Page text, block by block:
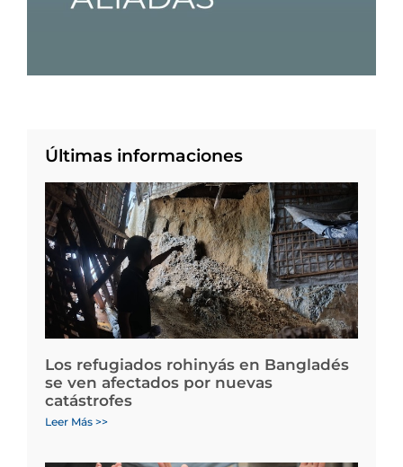
Últimas informaciones
Los refugiados rohinyás en Bangladés
se ven afectados por nuevas
catástrofes
Leer Más >>